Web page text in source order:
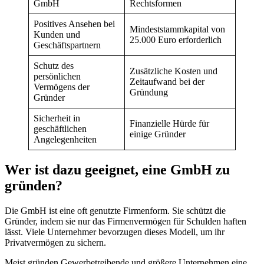
GmbH Rechtsformen
Positives Ansehen bei
Kunden und
Geschäftspartnern
Mindeststammkapital von
25.000 Euro erforderlich
Schutz des
persönlichen
Vermögens der
Gründer
Zusätzliche Kosten und
Zeitaufwand bei der
Gründung
Sicherheit in
geschäftlichen
Angelegenheiten
Finanzielle Hürde für
einige Gründer
Wer ist dazu geeignet, eine GmbH zu
gründen?
Die GmbH ist eine oft genutzte Firmenform. Sie schützt die
Gründer, indem sie nur das Firmenvermögen für Schulden haften
lässt. Viele Unternehmer bevorzugen dieses Modell, um ihr
Privatvermögen zu sichern.